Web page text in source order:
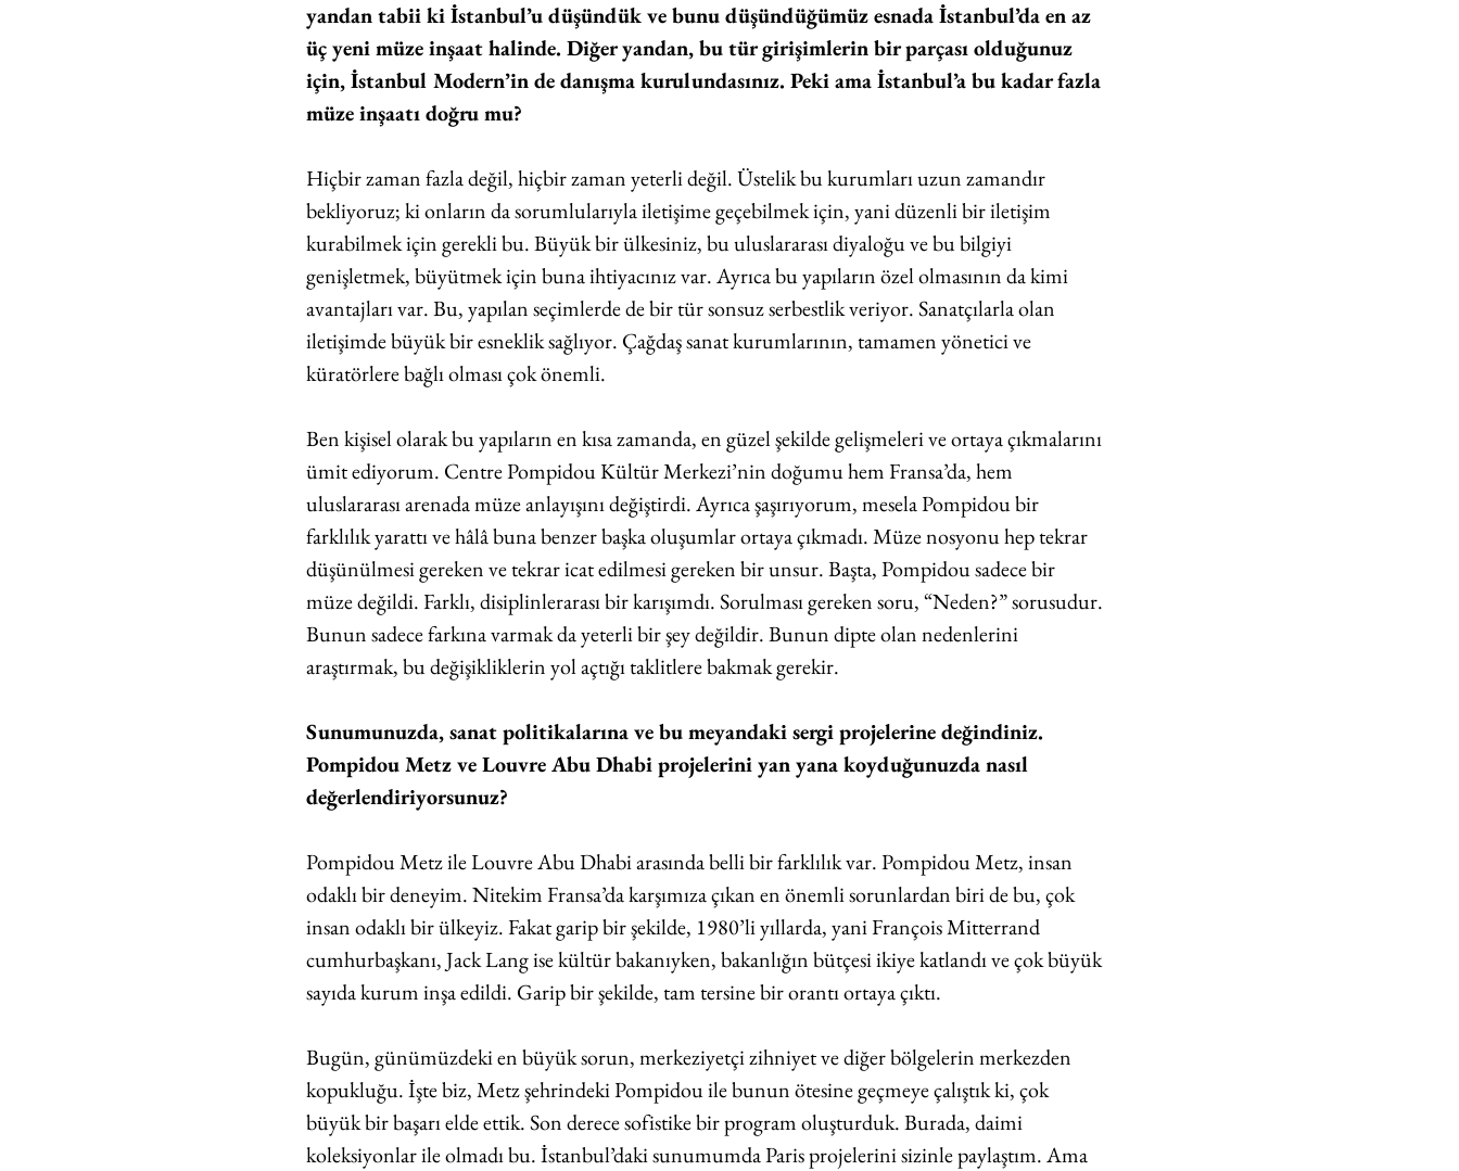
yandan tabii ki İstanbul’u düşündük ve bunu düşündüğümüz esnada İstanbul’da en az
üç yeni müze inşaat halinde. Diğer yandan, bu tür girişimlerin bir parçası olduğunuz
için, İstanbul Modern’in de danışma kurulundasınız. Peki ama İstanbul’a bu kadar fazla
müze inşaatı doğru mu?
Hiçbir zaman fazla değil, hiçbir zaman yeterli değil. Üstelik bu kurumları uzun zamandır
bekliyoruz; ki onların da sorumlularıyla iletişime geçebilmek için, yani düzenli bir iletişim
kurabilmek için gerekli bu. Büyük bir ülkesiniz, bu uluslararası diyaloğu ve bu bilgiyi
genişletmek, büyütmek için buna ihtiyacınız var. Ayrıca bu yapıların özel olmasının da kimi
avantajları var. Bu, yapılan seçimlerde de bir tür sonsuz serbestlik veriyor. Sanatçılarla olan
iletişimde büyük bir esneklik sağlıyor. Çağdaş sanat kurumlarının, tamamen yönetici ve
küratörlere bağlı olması çok önemli.
Ben kişisel olarak bu yapıların en kısa zamanda, en güzel şekilde gelişmeleri ve ortaya çıkmalarını
ümit ediyorum. Centre Pompidou Kültür Merkezi’nin doğumu hem Fransa’da, hem
uluslararası arenada müze anlayışını değiştirdi. Ayrıca şaşırıyorum, mesela Pompidou bir
farklılık yarattı ve hâlâ buna benzer başka oluşumlar ortaya çıkmadı. Müze nosyonu hep tekrar
düşünülmesi gereken ve tekrar icat edilmesi gereken bir unsur. Başta, Pompidou sadece bir
müze değildi. Farklı, disiplinlerarası bir karışımdı. Sorulması gereken soru, “Neden?” sorusudur.
Bunun sadece farkına varmak da yeterli bir şey değildir. Bunun dipte olan nedenlerini
araştırmak, bu değişikliklerin yol açtığı taklitlere bakmak gerekir.
Sunumunuzda, sanat politikalarına ve bu meyandaki sergi projelerine değindiniz.
Pompidou Metz ve Louvre Abu Dhabi projelerini yan yana koyduğunuzda nasıl
değerlendiriyorsunuz?
Pompidou Metz ile Louvre Abu Dhabi arasında belli bir farklılık var. Pompidou Metz, insan
odaklı bir deneyim. Nitekim Fransa’da karşımıza çıkan en önemli sorunlardan biri de bu, çok
insan odaklı bir ülkeyiz. Fakat garip bir şekilde, 1980’li yıllarda, yani François Mitterrand
cumhurbaşkanı, Jack Lang ise kültür bakanıyken, bakanlığın bütçesi ikiye katlandı ve çok büyük
sayıda kurum inşa edildi. Garip bir şekilde, tam tersine bir orantı ortaya çıktı.
Bugün, günümüzdeki en büyük sorun, merkeziyetçi zihniyet ve diğer bölgelerin merkezden
kopukluğu. İşte biz, Metz şehrindeki Pompidou ile bunun ötesine geçmeye çalıştık ki, çok
büyük bir başarı elde ettik. Son derece sofistike bir program oluşturduk. Burada, daimi
koleksiyonlar ile olmadı bu. İstanbul’daki sunumumda Paris projelerini sizinle paylaştım. Ama